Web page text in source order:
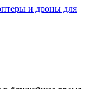
и дроны для